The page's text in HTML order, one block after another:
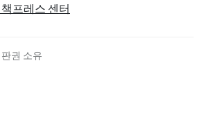
프레스 센터
권 소유